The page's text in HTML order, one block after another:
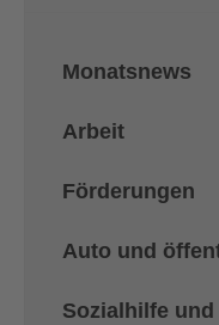
Monatsnews
Arbeit
Förderungen
Auto und
Sozialhilfe